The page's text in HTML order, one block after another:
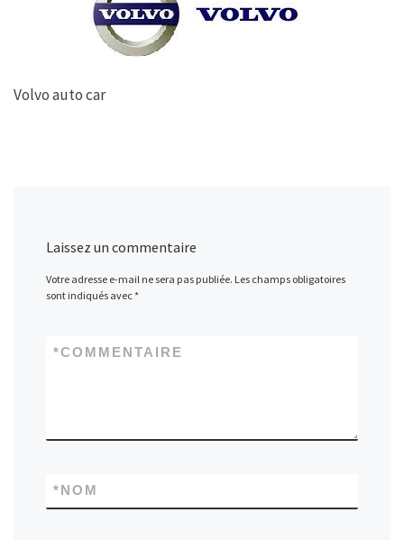
Volvo auto car
Laissez un commentaire
Votre adresse e-mail ne sera pas publiée. Les champs obligatoires
sont indiqués avec*
COMMENTAIRE
*
NOM
*